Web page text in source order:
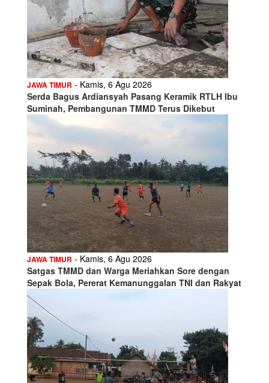
JAWA TIMUR - Kamis, 6 Agu 2026
Serda Bagus Ardiansyah Pasang Keramik RTLH Ibu
Suminah, Pembangunan TMMD Terus Dikebut
JAWA TIMUR - Kamis, 6 Agu 2026
Satgas TMMD dan Warga Meriahkan Sore dengan
Sepak Bola, Pererat Kemanunggalan TNI dan Rakyat